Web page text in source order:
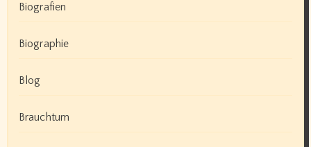
Biografien
Biographie
Blog
Brauchtum